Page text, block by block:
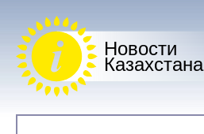
Новости
Казахстана